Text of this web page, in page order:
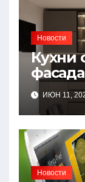
Новости
Кухни
ИЮН 11,
Новости